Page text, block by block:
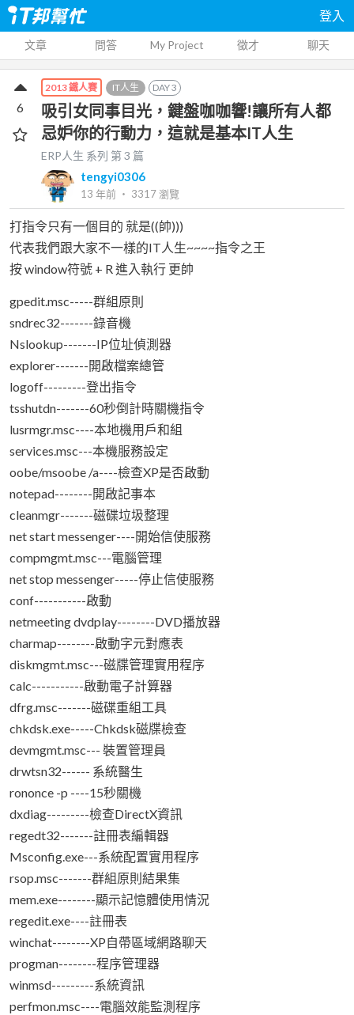
登入
文章 問答 My Project 徵才 聊天
2013 鐵人賽 IT人生 DAY3
吸引女同事目光，鍵盤咖咖響!讓所有人都
忌妒你的行動力，這就是基本IT人生
ERP人生 系列 第3 篇
tengyi0306
13 年前 ‧ 3317瀏覽
6
打指令只有一個目的 就是((帥)))
代表我們跟大家不一樣的IT人生~~~~指令之王
按 window符號 + R 進入執行 更帥
gpedit.msc-----群組原則
sndrec32-------錄音機
Nslookup-------IP位址偵測器
explorer-------開啟檔案總管
logoff---------登出指令
tsshutdn-------60秒倒計時關機指令
lusrmgr.msc----本地機用戶和組
services.msc---本機服務設定
oobe/msoobe /a----檢查XP是否啟動
notepad--------開啟記事本
cleanmgr-------磁碟垃圾整理
net start messenger----開始信使服務
compmgmt.msc---電腦管理
net stop messenger-----停止信使服務
conf-----------啟動
netmeeting dvdplay--------DVD播放器
charmap--------啟動字元對應表
diskmgmt.msc---磁牒管理實用程序
calc-----------啟動電子計算器
dfrg.msc-------磁碟重組工具
chkdsk.exe-----Chkdsk磁牒檢查
devmgmt.msc--- 裝置管理員
drwtsn32------ 系統醫生
rononce -p ----15秒關機
dxdiag---------檢查DirectX資訊
regedt32-------註冊表編輯器
Msconfig.exe---系統配置實用程序
rsop.msc-------群組原則結果集
mem.exe--------顯示記憶體使用情況
regedit.exe----註冊表
winchat--------XP自帶區域網路聊天
progman--------程序管理器
winmsd---------系統資訊
perfmon.msc----電腦效能監測程序